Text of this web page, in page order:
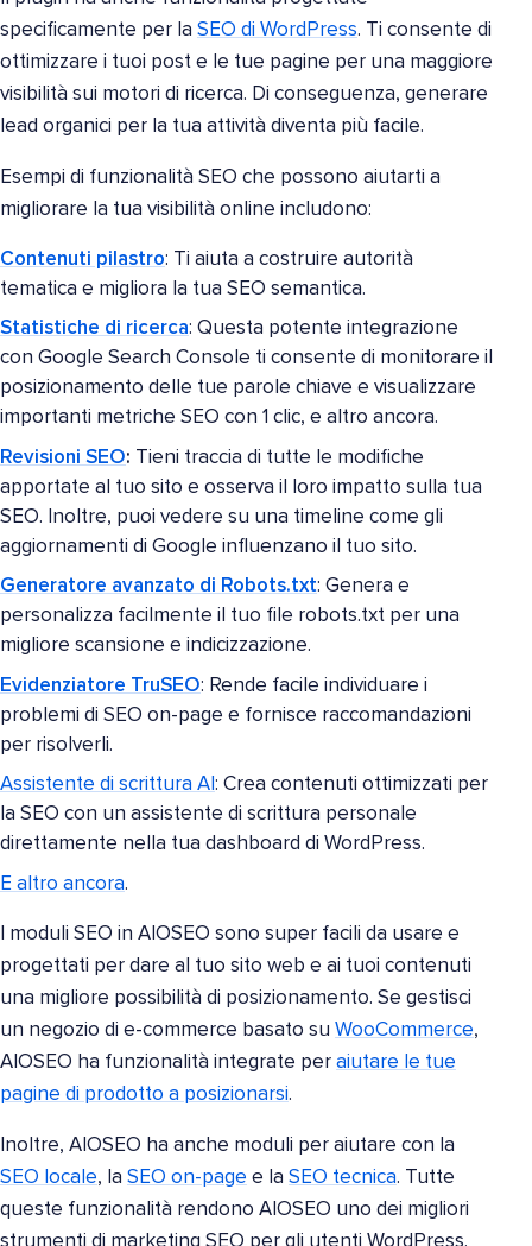
specificamente per la SEO di WordPress. Ti consente di
ottimizzare i tuoi post e le tue pagine per una maggiore
visibilità sui motori di ricerca. Di conseguenza, generare
lead organici per la tua attività diventa più facile.
Esempi di funzionalità SEO che possono aiutarti a
migliorare la tua visibilità online includono:
Contenuti pilastro: Ti aiuta a costruire autorità
tematica e migliora la tua SEO semantica.
Statistiche di ricerca: Questa potente integrazione
con Google Search Console ti consente di monitorare il
posizionamento delle tue parole chiave e visualizzare
importanti metriche SEO con 1 clic, e altro ancora.
Revisioni SEO: Tieni traccia di tutte le modifiche
apportate al tuo sito e osserva il loro impatto sulla tua
SEO. Inoltre, puoi vedere su una timeline come gli
aggiornamenti di Google influenzano il tuo sito.
Generatore avanzato di Robots.txt: Genera e
personalizza facilmente il tuo file robots.txt per una
migliore scansione e indicizzazione.
Evidenziatore TruSEO: Rende facile individuare i
problemi di SEO on-page e fornisce raccomandazioni
per risolverli.
Assistente di scrittura AI: Crea contenuti ottimizzati per
la SEO con un assistente di scrittura personale
direttamente nella tua dashboard di WordPress.
E altro ancora.
I moduli SEO in AIOSEO sono super facili da usare e
progettati per dare al tuo sito web e ai tuoi contenuti
una migliore possibilità di posizionamento. Se gestisci
un negozio di e-commerce basato su WooCommerce,
AIOSEO ha funzionalità integrate per aiutare le tue
pagine di prodotto a posizionarsi.
Inoltre, AIOSEO ha anche moduli per aiutare con la
SEO locale, la SEO on-page e la SEO tecnica. Tutte
queste funzionalità rendono AIOSEO uno dei migliori
strumenti di marketing SEO per gli utenti WordPress.